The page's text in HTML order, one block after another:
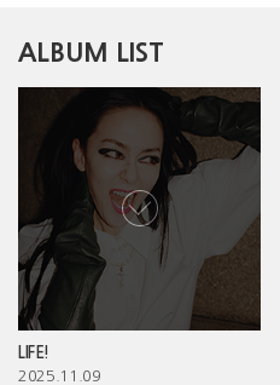
ALBUM LIST
LIFE!
2025.11.09